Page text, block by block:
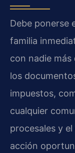
Debe ponerse
familia
con nadie
los
impuestos,
cualquier
procesales y
acción